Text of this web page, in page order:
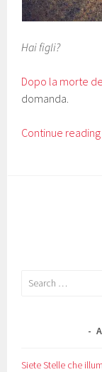
Hai figli?
Dopo la morte
domanda.
Continue reading
Search
Siete Stelle che